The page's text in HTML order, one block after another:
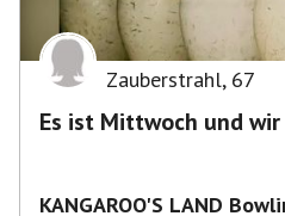
Zauberstrahl, 67
Es ist Mittwoch und
KANGAROO'S LAND